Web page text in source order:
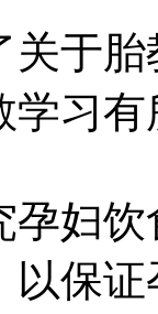
于胎
学习
妇饮
以保